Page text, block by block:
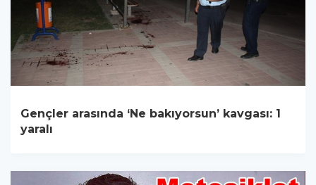
Gençler arasında ‘Ne bakıyorsun’ kavgası: 1
yaralı